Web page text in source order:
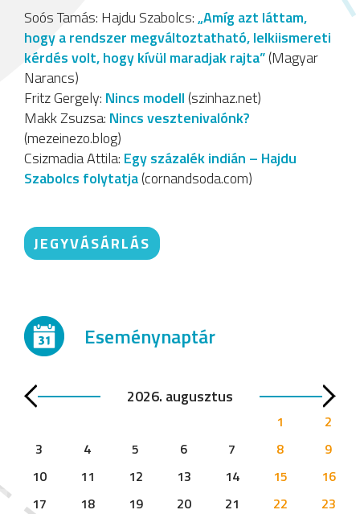
Soós Tamás: Hajdu Szabolcs:„Amíg azt láttam,
hogy a rendszer megváltoztatható, lelkiismereti
kérdés volt, hogy kívül maradjak rajta”(Magyar
Narancs)
Fritz Gergely: Nincs modell(szinhaz.net)
Makk Zsuzsa: Nincs vesztenivalónk?
(mezeinezo.blog)
Csizmadia Attila: Egy százalék indián – Hajdu
Szabolcs folytatja(cornandsoda.com)
JEGYVÁSÁRLÁS
Eseménynaptár
2026. augusztus
1
2
3
4 5 6 7 8
9
10
11 12 13 14 15
16
17
18 19 20 21 22
23